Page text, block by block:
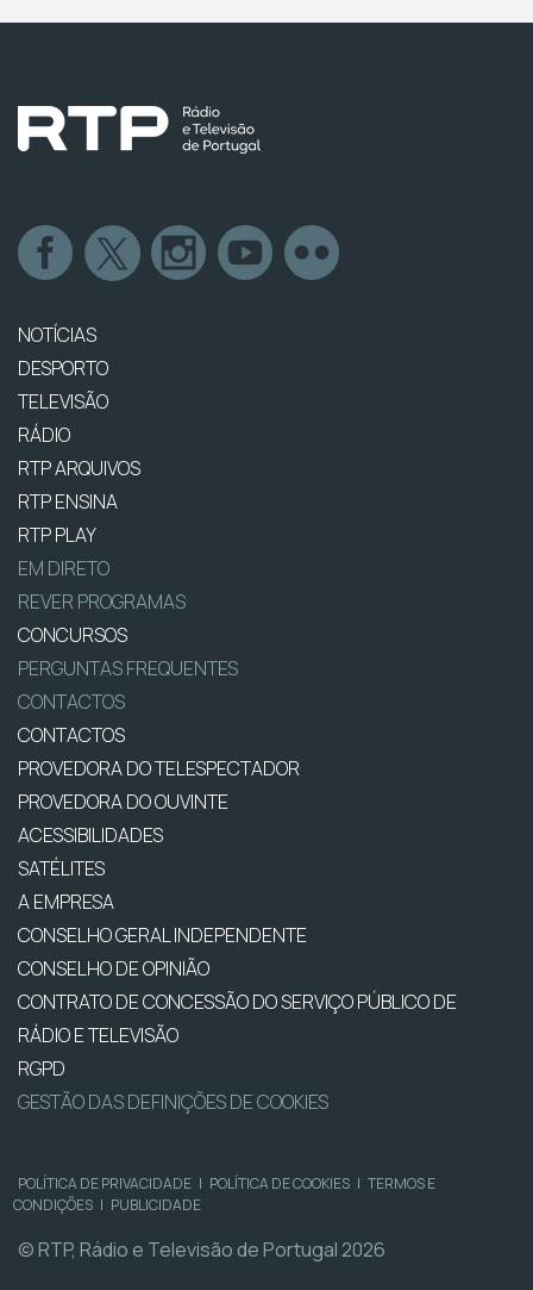
NOTÍCIAS
DESPORTO
TELEVISÃO
RÁDIO
RTP ARQUIVOS
RTP ENSINA
RTP PLAY
EM DIRETO
REVER PROGRAMAS
CONCURSOS
PERGUNTAS FREQUENTES
CONTACTOS
CONTACTOS
PROVEDORA DO TELESPECTADOR
PROVEDORA DO OUVINTE
ACESSIBILIDADES
SATÉLITES
A EMPRESA
CONSELHO GERAL INDEPENDENTE
CONSELHO DE OPINIÃO
CONTRATO DE CONCESSÃO DO SERVIÇO PÚBLICO DE
RÁDIO E TELEVISÃO
RGPD
GESTÃO DAS DEFINIÇÕES DE COOKIES
POLÍTICA DE PRIVACIDADE | POLÍTICA DE COOKIES | TERMOS E
CONDIÇÕES | PUBLICIDADE
© RTP, Rádio e Televisão de Portugal 2026